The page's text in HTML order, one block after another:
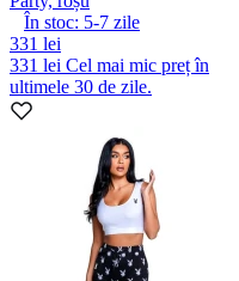
În stoc: 5-7 zile
331 lei
331 lei Cel mai mic preț în
ultimele 30 de zile.